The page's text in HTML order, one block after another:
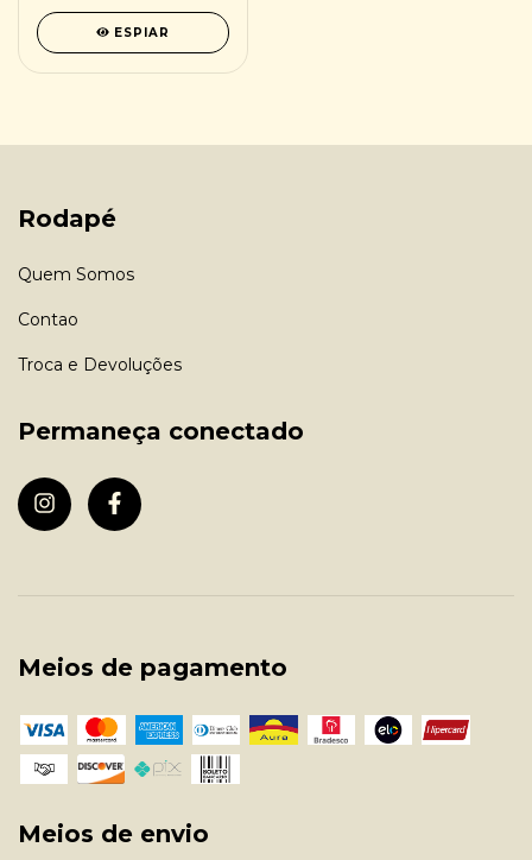
ESPIAR
Rodapé
Quem Somos
Contao
Troca e Devoluções
Permaneça conectado
Meios de pagamento
Meios de envio